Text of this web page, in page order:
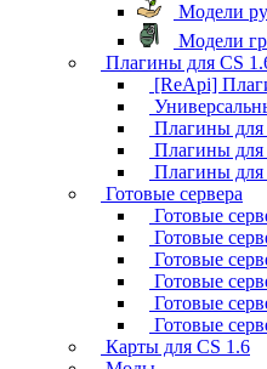
Модели
Модели
Плагины для CS
[ReApi]
Плагины для
Плагины
Плагины для
Готовые сервера
Готовые
Готовые
Готовые
Готовые
Готовые
Готовые
Карты для CS 1.6